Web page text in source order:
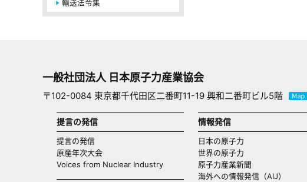
輸送法令集
一般社団法人 日本原子力産業協会
〒102-0084 東京都千代田区二番町11-19 興和二番町ビル5階
提言の発信
提言の発信
原産年次大会
Voices from Nuclear Industry
情報発信
日本の原子力
世界の原子力
原子力産業新聞
海外への情報発信（AIJ）